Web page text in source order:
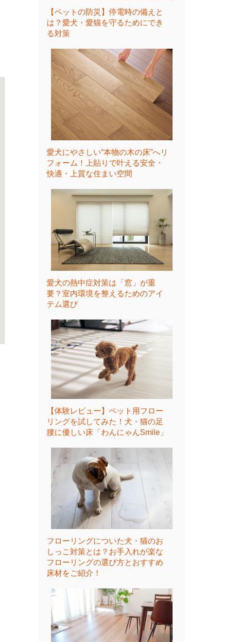
【ペットの防災】停電時の備えと
は？愛犬・愛猫を守るためにでき
る対策
愛犬にやさしい“本物の木の床”へリ
フォーム！上貼りで叶える安全・
快適・上質な住まい空間
愛犬の熱中症対策は「窓」が重
要？室内環境を整えるためのアイ
テム選び
【体験レビュー】ペット用フロー
リングを試してみた！犬・猫の足
腰に優しい床「わんにゃんSmile」
フローリングについた犬・猫のお
しっこ対策とは？お手入れが楽な
フローリングの選び方とおすすめ
床材をご紹介！